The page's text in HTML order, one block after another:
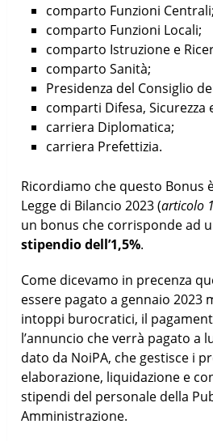
comparto Funzioni Centrali;
comparto Funzioni Locali;
comparto Istruzione e
comparto Sanità;
Presidenza del Consiglio
comparti Difesa, Sicurezza
carriera Diplomatica;
carriera Prefettizia.
Ricordiamo che questo Bonus
Legge di Bilancio 2023 (articolo
un bonus che corrisponde ad
stipendio dell’1,5%.
Come dicevamo in precenza
essere pagato a gennaio 2023
intoppi burocratici, il
l’annuncio che verrà pagato a
dato da NoiPA, che gestisce i
elaborazione, liquidazione e
stipendi del personale della
Amministrazione.